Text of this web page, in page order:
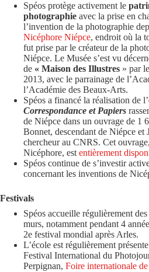
Spéos protège activement le
photographie avec la prise en
l’invention de la photographie
Nicéphore Niépce, endroit où la
fut prise par le créateur de la
Niépce. Le Musée s’est vu
de « Maison des Illustres » par
2013, avec le parrainage de
l’Académie des Beaux-Arts.
Spéos a financé la réalisation de
Correspondance et Papiers
de Niépce dans un ouvrage de 1
Bonnet, descendant de Niépce et
chercheur au CNRS. Cet
Nicéphore, estentièrement
Spéos continue de s’investir
concernant les inventions de
Festivals
Spéos accueille régulièrement
murs, notamment pendant 4
2e festival mondial après Arles.
L’école est régulièrement
Festival International du
Perpignan, Foire internationale